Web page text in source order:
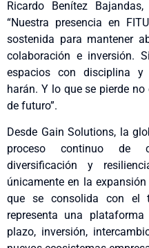
Ricardo Benítez
“Nuestra presencia en
sostenida para mantener
colaboración e inversión.
espacios con disciplina y
harán. Y lo que se pierde
de futuro”.
Desde Gain Solutions, la
proceso continuo de
diversificación y
únicamente en la
que se consolida con el
representa una
plazo, inversión,